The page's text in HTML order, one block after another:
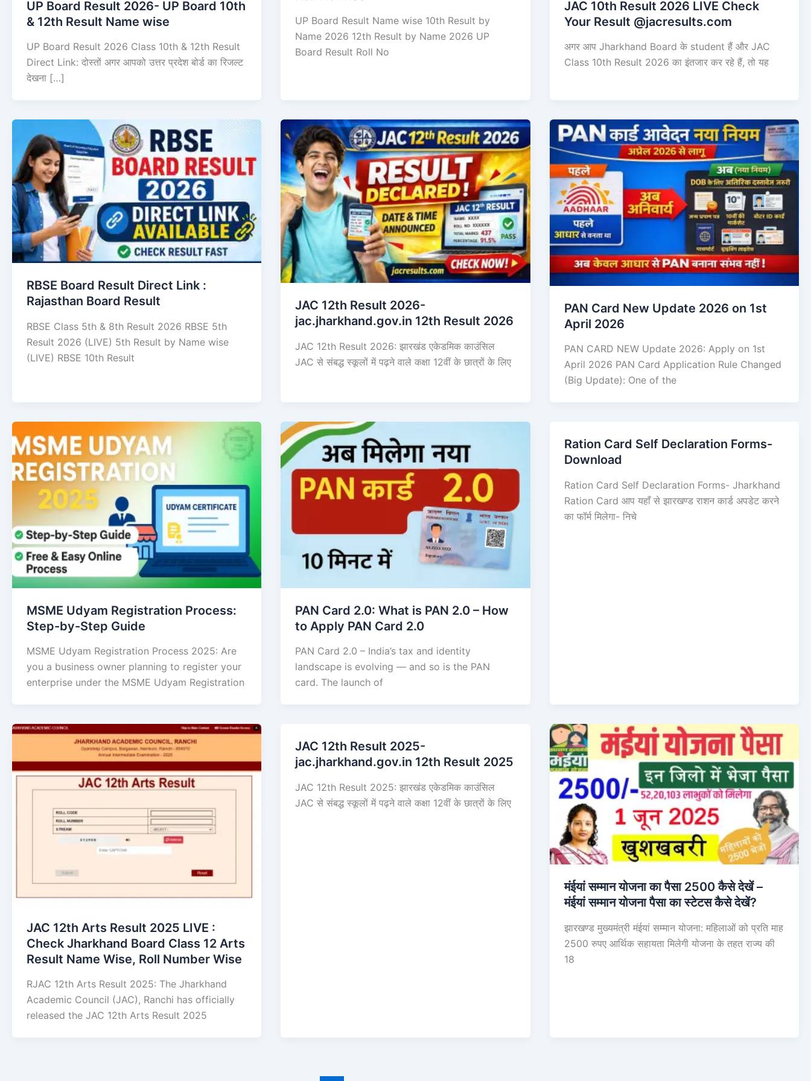
UP Board Result 2026- UP Board 10th
& 12th Result Name wise
UP Board Result 2026 Class 10th & 12th Result
Direct Link: दोस्तों अगर आपको उत्तर प्रदेश बोर्ड का रिजल्ट
देखना […]
UP Board Result Name wise 10th Result by
Name 2026 12th Result by Name 2026 UP
Board Result Roll No
JAC 10th Result 2026 LIVE Check
Your Result @jacresults.com
अगर आप Jharkhand Board के student हैं और JAC
Class 10th Result 2026 का इंतजार कर रहे हैं, तो यह
RBSE Board Result Direct Link : ​
Rajasthan Board Result
RBSE Class 5th & 8th Result 2026 RBSE 5th
Result 2026 (LIVE) 5th Result by Name wise
(LIVE) RBSE 10th Result
JAC 12th Result 2026-
jac.jharkhand.gov.in 12th Result 2026
JAC 12th Result 2026: झारखंड एकेडमिक काउंसिल
JAC से संबद्ध स्कूलों में पढ़ने वाले कक्षा 12वीं के छात्रों के लिए
PAN Card New Update 2026 on 1st
April 2026
PAN CARD NEW Update 2026: Apply on 1st
April 2026 PAN Card Application Rule Changed
(Big Update): One of the
MSME Udyam Registration Process:
Step-by-Step Guide
MSME Udyam Registration Process 2025: Are
you a business owner planning to register your
enterprise under the MSME Udyam Registration
PAN Card 2.0: What is PAN 2.0 – How
to Apply PAN Card 2.0
PAN Card 2.0 – India’s tax and identity
landscape is evolving — and so is the PAN
card. The launch of
Ration Card Self Declaration Forms-
Download
Ration Card Self Declaration Forms- Jharkhand
Ration Card आप यहाँ से झारखण्ड राशन कार्ड अपडेट करने
का फॉर्म मिलेगा- निचे
JAC 12th Arts Result 2025 LIVE :
Check Jharkhand Board Class 12 Arts
Result Name Wise, Roll Number Wise
RJAC 12th Arts Result 2025: The Jharkhand
Academic Council (JAC), Ranchi has officially
released the JAC 12th Arts Result 2025
JAC 12th Result 2025-
jac.jharkhand.gov.in 12th Result 2025
JAC 12th Result 2025: झारखंड एकेडमिक काउंसिल
JAC से संबद्ध स्कूलों में पढ़ने वाले कक्षा 12वीं के छात्रों के लिए
मंईयां सम्मान योजना का पैसा 2500 कैसे देखें –
मंईयां सम्मान योजना पैसा का स्टेटस कैसे देखें?
झारखण्ड मुख्यमंत्री मंईयां सम्मान योजना: महिलाओं को प्रति माह
2500 रुपए आर्थिक सहायता मिलेगी योजना के तहत राज्य की
18